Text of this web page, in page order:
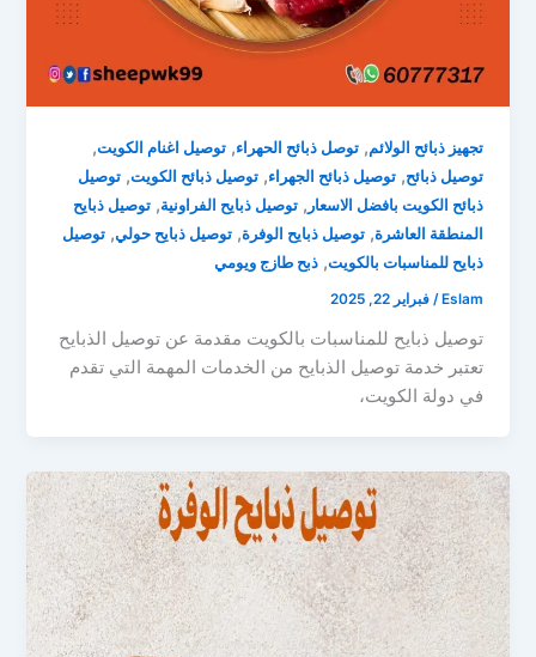
تجهيز ذبائح الولائم,توصل ذبائح الحهراء,توصيل اغنام الكويت,
توصيل ذبائح,توصيل ذبائح الجهراء,توصيل ذبائح الكويت,توصيل
ذبائح الكويت بافضل الاسعار ,توصيل ذبايح الفراونية,توصيل ذبايح
المنطقة العاشرة,توصيل ذبايح الوفرة,توصيل ذبايح حولي,توصيل
ذبايح للمناسبات بالكويت,ذبح طازج ويومي
Eslam
/فبراير 22, 2025
توصيل ذبايح للمناسبات بالكويت مقدمة عن توصيل الذبايح
تعتبر خدمة توصيل الذبايح من الخدمات المهمة التي تقدم
في دولة الكويت،